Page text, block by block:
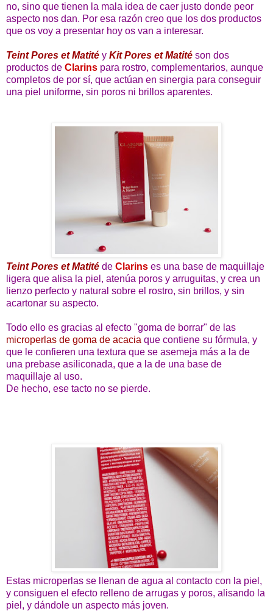
no, sino que tienen la mala idea de caer justo donde peor
aspecto nos dan. Por esa razón creo que los dos productos
que os voy a presentar hoy os van a interesar.
Teint Pores et Matité y Kit Pores et Matité son dos
productos de Clarins para rostro, complementarios, aunque
completos de por sí, que actúan en sinergia para conseguir
una piel uniforme, sin poros ni brillos aparentes.
Teint Pores et Matité de Clarins es una base de maquillaje
ligera que alisa la piel, atenúa poros y arruguitas, y crea un
lienzo perfecto y natural sobre el rostro, sin brillos, y sin
acartonar su aspecto.
Todo ello es gracias al efecto "goma de borrar" de las
microperlas de goma de acacia que contiene su fórmula, y
que le confieren una textura que se asemeja más a la de
una prebase asiliconada, que a la de una base de
maquillaje al uso.
De hecho, ese tacto no se pierde.
Estas microperlas se llenan de agua al contacto con la piel,
y consiguen el efecto relleno de arrugas y poros, alisando la
piel, y dándole un aspecto más joven.